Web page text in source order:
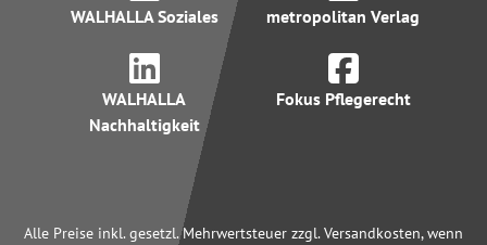
WALHALLA Soziales metropolitan Verlag
WALHALLA
Nachhaltigkeit
Fokus Pflegerecht
Alle Preise inkl. gesetzl. Mehrwertsteuer zzgl. Versandkosten, wenn